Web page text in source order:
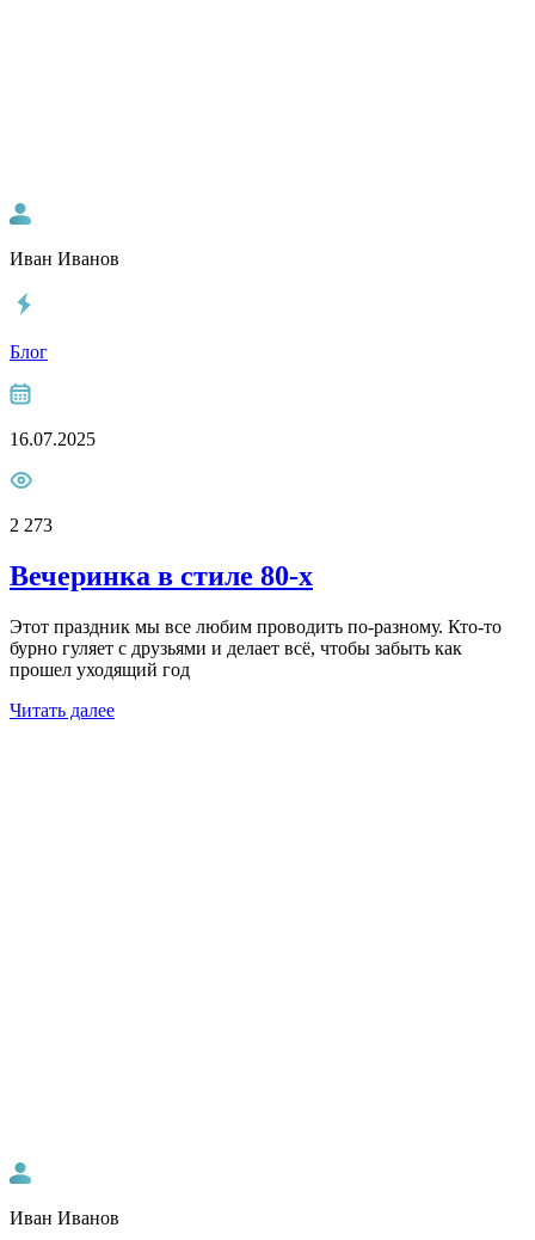
Иван Иванов
Блог
16.07.2025
2 273
Вечеринка в стиле 80-х
Этот праздник мы все любим проводить по-разному. Кто-то
бурно гуляет с друзьями и делает всё, чтобы забыть как
прошел уходящий год
Читать далее
Иван Иванов